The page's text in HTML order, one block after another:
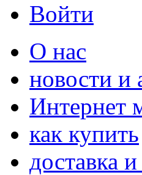
Войти
О нас
новости и
Интернет
как купить
доставка